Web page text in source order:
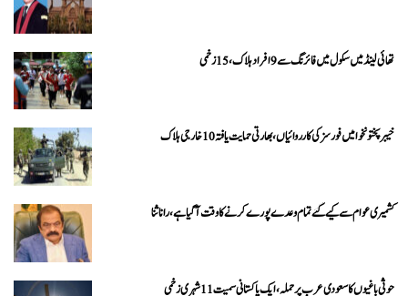
تھائی لینڈ میں سکول میں فائرنگ سے 9 افراد ہلاک، 15 زخمی
خیبرپختونخوا میں فورسز کی کارروائیاں، بھارتی حمایت یافتہ 10 خارجی ہلاک
کشمیری عوام سے کیے گئے تمام وعدے پورے کرنے کا وقت آ گیا ہے، رانا ثنا
حوثی باغیوں کا سعودی عرب پر حملہ، ایک پاکستانی سمیت 11 شہری زخمی